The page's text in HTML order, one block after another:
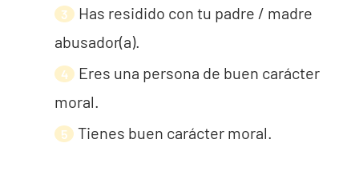
Has residido con tu padre / madre
abusador(a).
Eres una persona de buen carácter
moral.
Tienes buen carácter moral.